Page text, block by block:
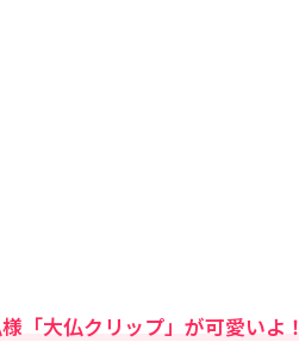
「大仏クリップ」が可愛いよ！